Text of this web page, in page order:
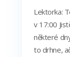
Lektorka:
v 17:00
některé
to drhne,